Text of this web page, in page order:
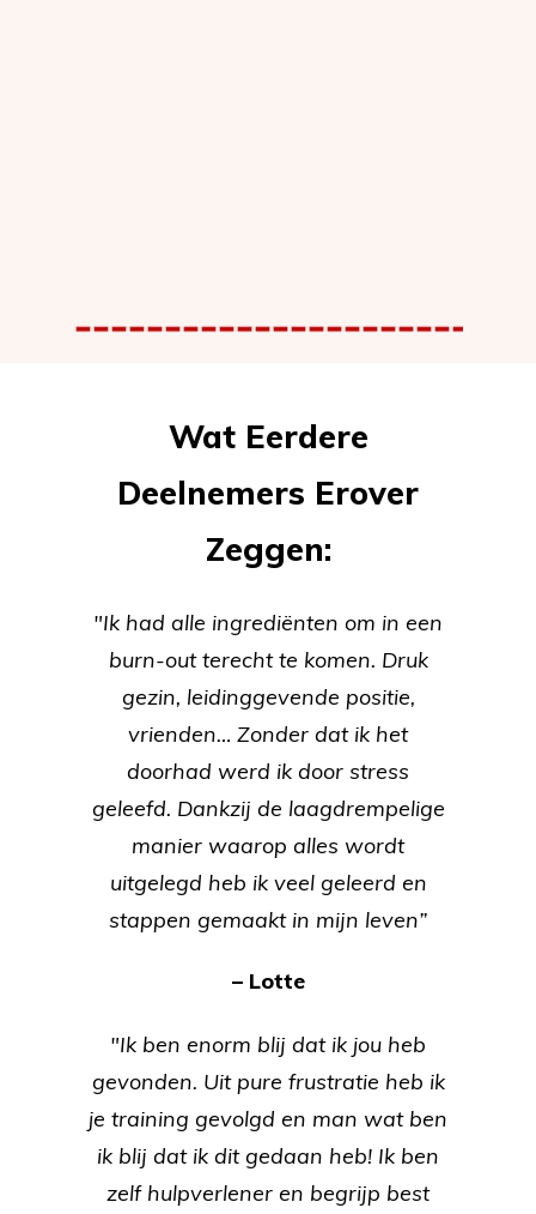
Wat Eerdere
Deelnemers Erover
Zeggen:
"Ik had alle ingrediënten om in een
burn-out terecht te komen. Druk
gezin, leidinggevende positie,
vrienden… Zonder dat ik het
doorhad werd ik door stress
geleefd. Dankzij de laagdrempelige
manier waarop alles wordt
uitgelegd heb ik veel geleerd en
stappen gemaakt in mijn leven”
– Lotte
"Ik ben enorm blij dat ik jou heb
gevonden. Uit pure frustratie heb ik
je training gevolgd en man wat ben
ik blij dat ik dit gedaan heb! Ik ben
zelf hulpverlener en begrijp best